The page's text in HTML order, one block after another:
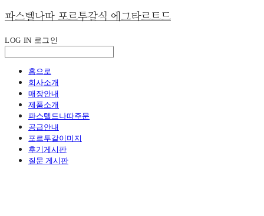
파스텔나따 포르투갈식 에그타르트드
LOG IN 로그인
홈으로
회사소개
매장안내
제품소개
파스텔드나따주문
공급안내
포르투갈이미지
후기게시판
질문 게시판